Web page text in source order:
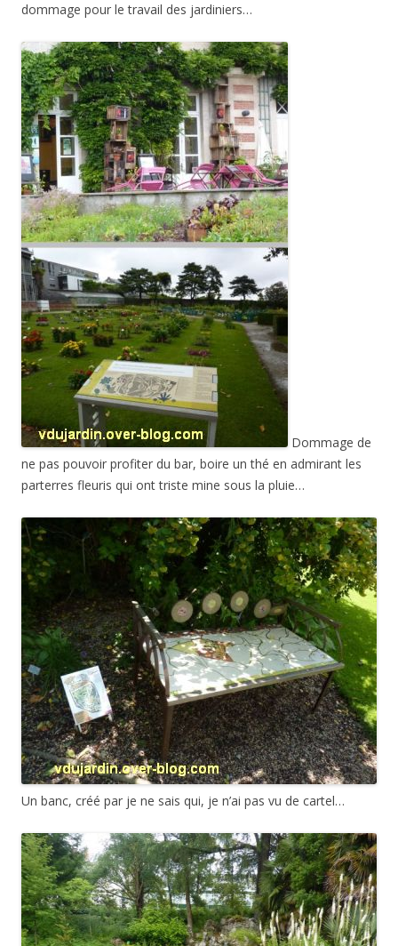
dommage pour le travail des jardiniers…
Dommage de
ne pas pouvoir profiter du bar, boire un thé en admirant les
parterres fleuris qui ont triste mine sous la pluie…
Un banc, créé par je ne sais qui, je n’ai pas vu de cartel…